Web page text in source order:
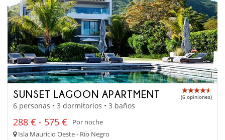
SUNSET LAGOON APARTMENT (6 opiniones)
6 personas • 3 dormitorios • 3 baños
288 € - 575 €
Por noche
Isla Mauricio Oeste - Río Negro